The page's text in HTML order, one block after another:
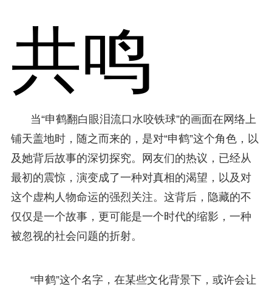
共鸣
当“申鹤翻白眼泪流口水咬铁球”的画面在网络上
铺天盖地时，随之而来的，是对“申鹤”这个角色，以
及她背后故事的深切探究。网友们的热议，已经从
最初的震惊，演变成了一种对真相的渴望，以及对
这个虚构人物命运的强烈关注。这背后，隐藏的不
仅仅是一个故事，更可能是一个时代的缩影，一种
被忽视的社会问题的折射。
“申鹤”这个名字，在某些文化背景下，或许会让